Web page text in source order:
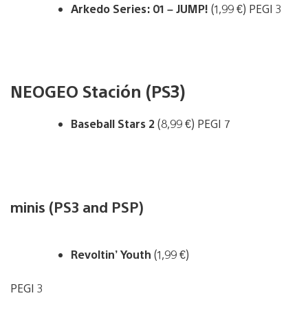
Arkedo Series: 01 – JUMP! (1,99 €) PEGI 3
NEOGEO Stación (PS3)
Baseball Stars 2(8,99 €) PEGI 7
minis (PS3 and PSP)
Revoltin’ Youth (1,99 €)
PEGI 3